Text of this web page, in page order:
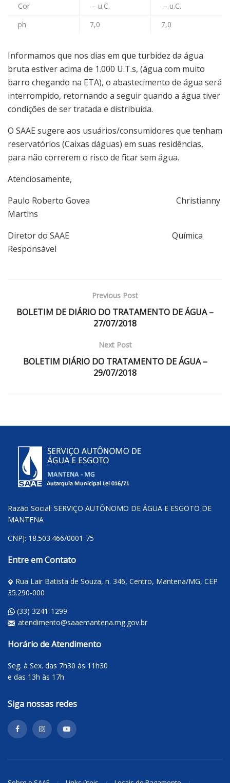
Cor
– u.C.
– u.C.
ph
7,0 7,0
Informamos que nos dias em que turbidez da água
bruta estiver acima de 1.000 U.T.s, (água com muito
barro chegando na ETA), o abastecimento de água será
interrompido, retornando a seguir quando a água tiver
condições de ser tratada e distribuída.
O SAAE sugere aos usuários/consumidores que tenham
reservatórios (Caixas dáguas) em suas residências,
para não correrem o risco de ficar sem água.
Atenciosamente,
Paulo Roberto Govea Christianny
Martins
Diretor do SAAE Química
Responsável
Previous Post
BOLETIM DE DIÁRIO DO TRATAMENTO DE ÁGUA –
27/07/2018
Next Post
BOLETIM DIÁRIO DO TRATAMENTO DE ÁGUA –
29/07/2018
Razão Social: SERVIÇO AUTÔNOMO DE ÁGUA E ESGOTO DE
MANTENA
CNPJ: 18.503.466/0001-75
Entre em Contato
Rua Lair Batista de Souza, n. 346, Centro, Mantena/MG, CEP
35.290-000
(33) 3241-1299
atendimento@saaemantena.mg.gov.br
Horário de Atendimento
Seg. à Sex. das 7h30 às 11h30
e das 13h às 17h
Siga nossas redes